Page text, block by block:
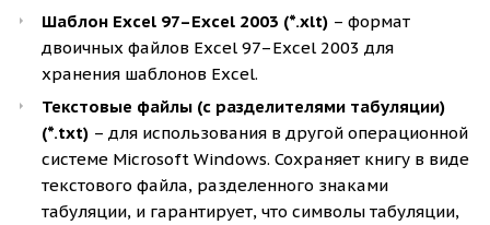
Шаблон Excel 97–Excel 2003 (*.xlt) – формат
двоичных файлов Excel 97–Excel 2003 для
хранения шаблонов Excel.
Текстовые файлы (с разделителями табуляции)
(*.txt) – для использования в другой операционной
системе Microsoft Windows. Сохраняет книгу в виде
текстового файла, разделенного знаками
табуляции, и гарантирует, что символы табуляции,